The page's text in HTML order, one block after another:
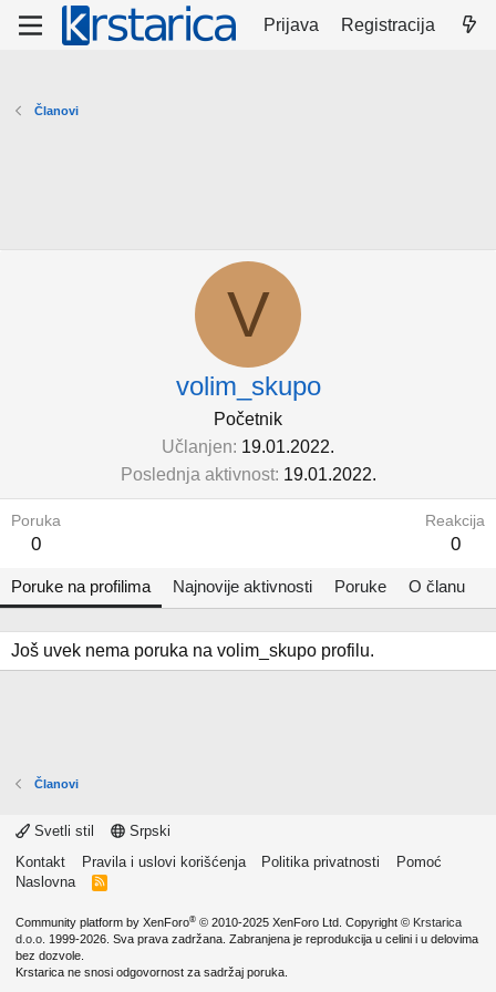
Prijava Registracija
Članovi
V
volim_skupo
Početnik
Učlanjen 19.01.2022.
Poslednja aktivnost 19.01.2022.
Poruka
0
Reakcija
0
Poruke na profilima Najnovije aktivnosti Poruke O članu
Još uvek nema poruka na volim_skupo profilu.
Članovi
Svetli stil
Srpski
Kontakt
Pravila i uslovi korišćenja Politika privatnosti
Pomoć
Naslovna
R
Community platform by XenForo® © 2010-2025 XenForo Ltd. Copyright © Krstarica
d.o.o. 1999-2026. Sva prava zadržana. Zabranjena je reprodukcija u celini i u delovima
bez dozvole.
Krstarica ne snosi odgovornost za sadržaj poruka.